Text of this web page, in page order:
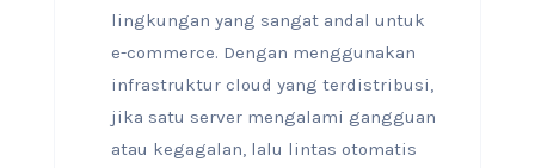
lingkungan yang sangat andal untuk
e-commerce. Dengan menggunakan
infrastruktur cloud yang terdistribusi,
jika satu server mengalami gangguan
atau kegagalan, lalu lintas otomatis